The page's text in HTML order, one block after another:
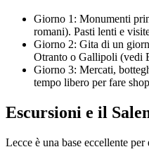
Giorno 1: Monumenti
romani). Pasti lenti e
Giorno 2: Gita di un
Otranto o Gallipoli (vedi
Giorno 3: Mercati,
tempo libero per fare
Escursioni e il
Lecce è una base eccellente